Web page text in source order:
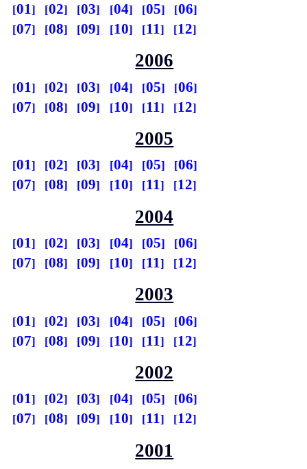
01 02 03 04 05
06
07
08 09 10 11 12
2006
01 02 03 04 05
06
07
08 09 10 11 12
2005
01 02 03 04 05
06
07
08 09 10 11 12
2004
01 02 03 04 05
06
07
08 09 10 11 12
2003
01 02 03 04 05
06
07
08 09 10 11 12
2002
01 02 03 04 05
06
07
08 09 10 11 12
2001